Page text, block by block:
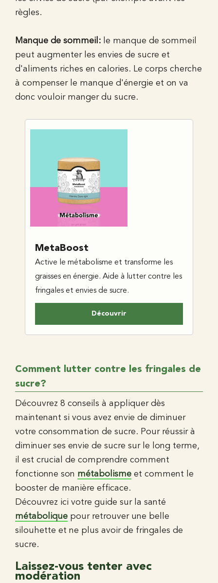
règles.
Manque de sommeil: le manque de sommeil
peut augmenter les envies de sucre et
d'aliments riches en calories. Le corps cherche
à compenser le manque d'énergie et on va
donc vouloir manger du sucre.
MetaBoost
Active le métabolisme et transforme les
graisses en énergie. Aide à lutter contre les
fringales et envies de sucre.
Découvrir
Comment lutter contre les fringales de
sucre?
Découvrez 8 conseils à appliquer dès
maintenant si vous avez envie de diminuer
votre consommation de sucre. Pour réussir à
diminuer ses envie de sucre sur le long terme,
il est crucial de comprendre comment
fonctionne son métabolisme et comment le
booster de manière efficace.
Découvrez ici votre guide sur la santé
métabolique pour retrouver une belle
silouhette et ne plus avoir de fringales de
sucre.
Laissez-vous tenter avec
modération